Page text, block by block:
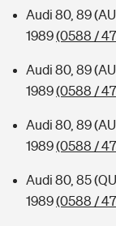
Audi 80, 89
1989(0588 /
Audi 80, 89
1989(0588 /
Audi 80, 89
1989(0588 /
Audi 80, 85
1989(0588 /